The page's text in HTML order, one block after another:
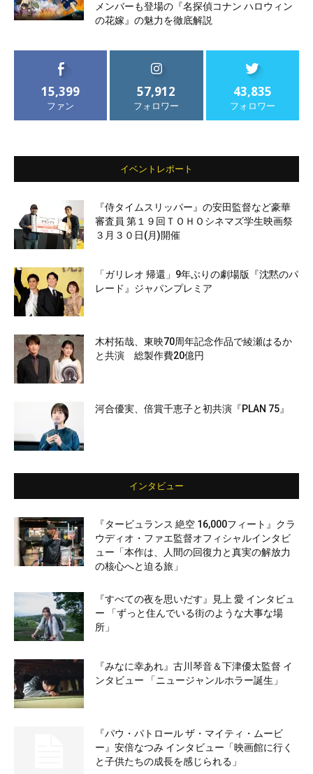
メンバーも登場の『名探偵コナン ハロウィン
の花嫁』の魅力を徹底解説
15,399
ファン
57,912
フォロワー
43,835
フォロワー
イベントレポート
『侍タイムスリッパー』の安田監督など豪華
審査員 第１９回ＴＯＨＯシネマズ学生映画祭
３月３０日(月)開催
「ガリレオ 帰還」9年ぶりの劇場版『沈黙のパ
レード』ジャパンプレミア
木村拓哉、東映70周年記念作品で綾瀬はるか
と共演 総製作費20億円
河合優実、倍賞千恵子と初共演『PLAN 75』
インタビュー
『タービュランス 絶空 16,000フィート』クラ
ウディオ・ファエ監督オフィシャルインタビ
ュー「本作は、人間の回復力と真実の解放力
の核心へと迫る旅」
『すべての夜を思いだす』見上 愛 インタビュ
ー 「ずっと住んでいる街のような大事な場
所」
『みなに幸あれ』古川琴音＆下津優太監督 イ
ンタビュー 「ニュージャンルホラー誕生」
『パウ・パトロール ザ・マイティ・ムービ
ー』安倍なつみ インタビュー「映画館に行く
と子供たちの成長を感じられる」